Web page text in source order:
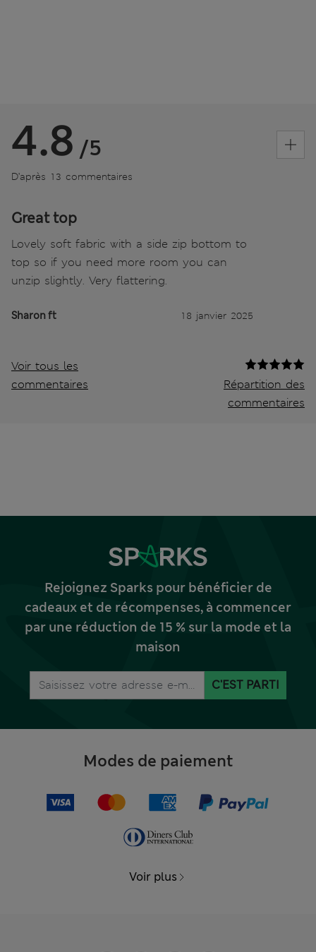
4.8 /5
D’après 13 commentaires
Great top
Lovely soft fabric with a side zip bottom to
top so if you need more room you can
unzip slightly. Very flattering.
Sharon ft 18 janvier 2025
Voir tous les
commentaires
Répartition des
commentaires
Rejoignez Sparks pour bénéficier de
cadeaux et de récompenses, à commencer
par une réduction de 15 % sur la mode et la
maison
C'EST PARTI
Modes de paiement
Voir plus